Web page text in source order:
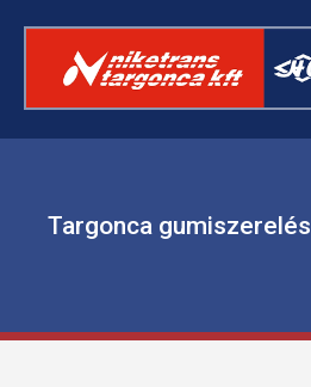
Targonca gumiszerelés